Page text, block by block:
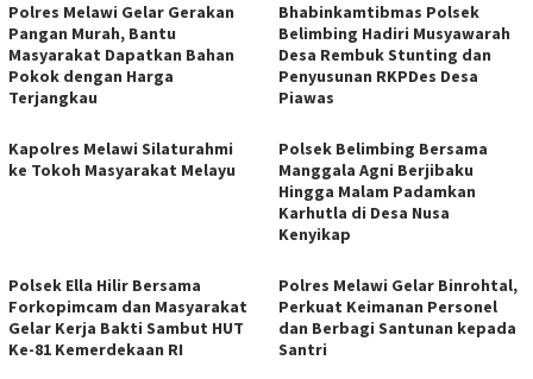
Polres Melawi Gelar Gerakan
Pangan Murah, Bantu
Masyarakat Dapatkan Bahan
Pokok dengan Harga
Terjangkau
Bhabinkamtibmas Polsek
Belimbing Hadiri Musyawarah
Desa Rembuk Stunting dan
Penyusunan RKPDes Desa
Piawas
Kapolres Melawi Silaturahmi
ke Tokoh Masyarakat Melayu
Polsek Belimbing Bersama
Manggala Agni Berjibaku
Hingga Malam Padamkan
Karhutla di Desa Nusa
Kenyikap
Polsek Ella Hilir Bersama
Forkopimcam dan Masyarakat
Gelar Kerja Bakti Sambut HUT
Ke-81 Kemerdekaan RI
Polres Melawi Gelar Binrohtal,
Perkuat Keimanan Personel
dan Berbagi Santunan kepada
Santri